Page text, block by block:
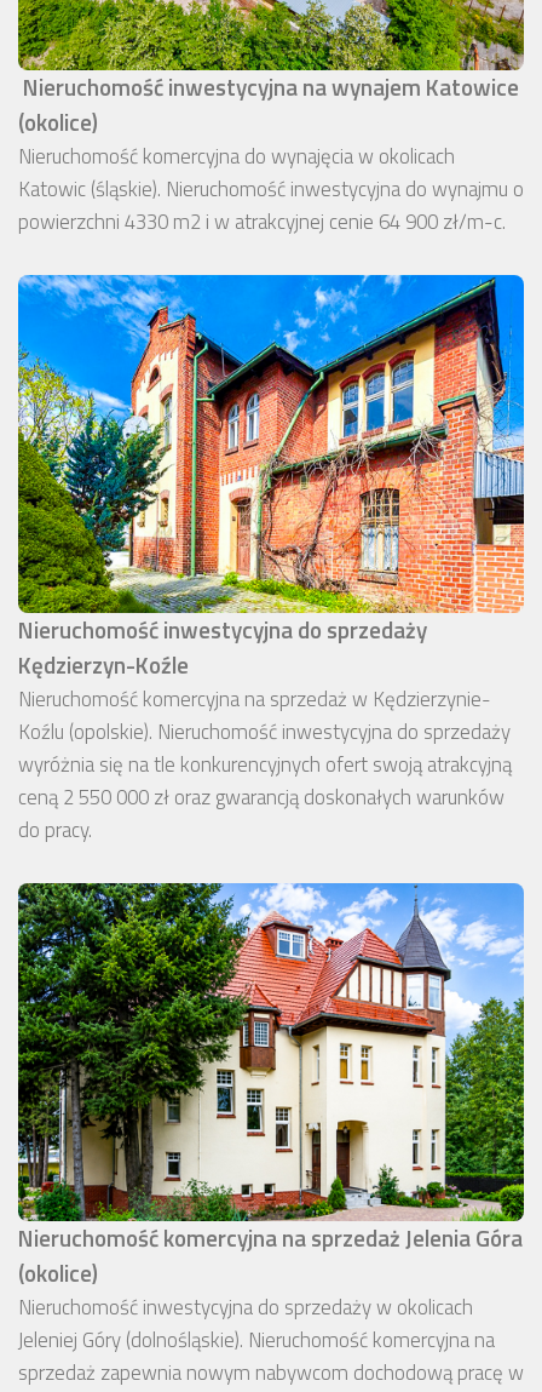
Nieruchomość inwestycyjna na wynajem Katowice
(okolice)
Nieruchomość komercyjna do wynajęcia w okolicach
Katowic (śląskie). Nieruchomość inwestycyjna do wynajmu o
powierzchni 4330 m2 i w atrakcyjnej cenie 64 900 zł/m-c.
Nieruchomość inwestycyjna do sprzedaży
Kędzierzyn-Koźle
Nieruchomość komercyjna na sprzedaż w Kędzierzynie-
Koźlu (opolskie). Nieruchomość inwestycyjna do sprzedaży
wyróżnia się na tle konkurencyjnych ofert swoją atrakcyjną
ceną 2 550 000 zł oraz gwarancją doskonałych warunków
do pracy.
Nieruchomość komercyjna na sprzedaż Jelenia Góra
(okolice)
Nieruchomość inwestycyjna do sprzedaży w okolicach
Jeleniej Góry (dolnośląskie). Nieruchomość komercyjna na
sprzedaż zapewnia nowym nabywcom dochodową pracę w